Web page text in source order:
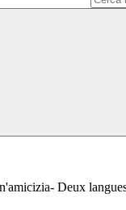
Deux